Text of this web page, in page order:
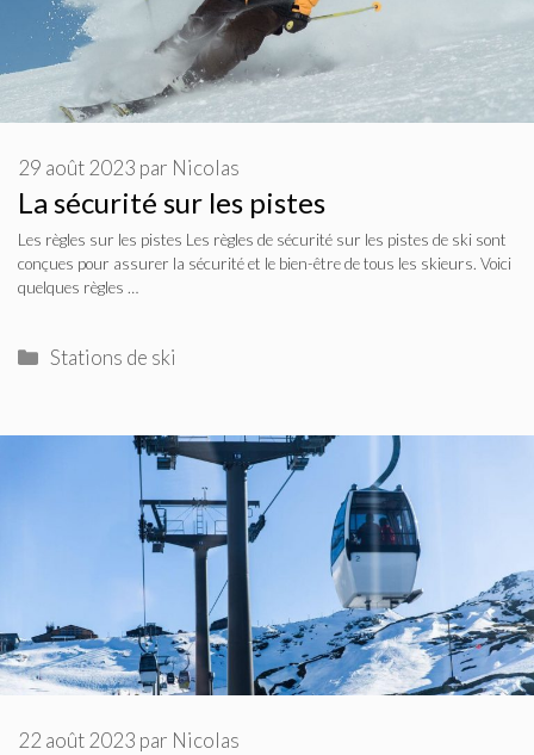
La sécurité sur les pistes
29 août 2023 par Nicolas
Les règles sur les pistes Les règles de sécurité sur les pistes de ski sont
conçues pour assurer la sécurité et le bien-être de tous les skieurs. Voici
quelques règles …
Catégories
Stations de ski
22 août 2023 par Nicolas